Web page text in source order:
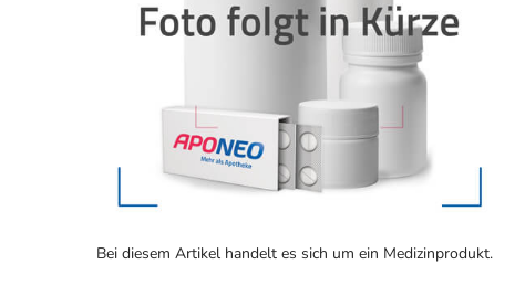
Bei diesem Artikel handelt es sich um ein Medizinprodukt.